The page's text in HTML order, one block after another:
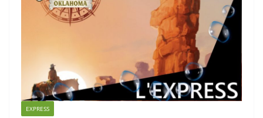
EXPRESS